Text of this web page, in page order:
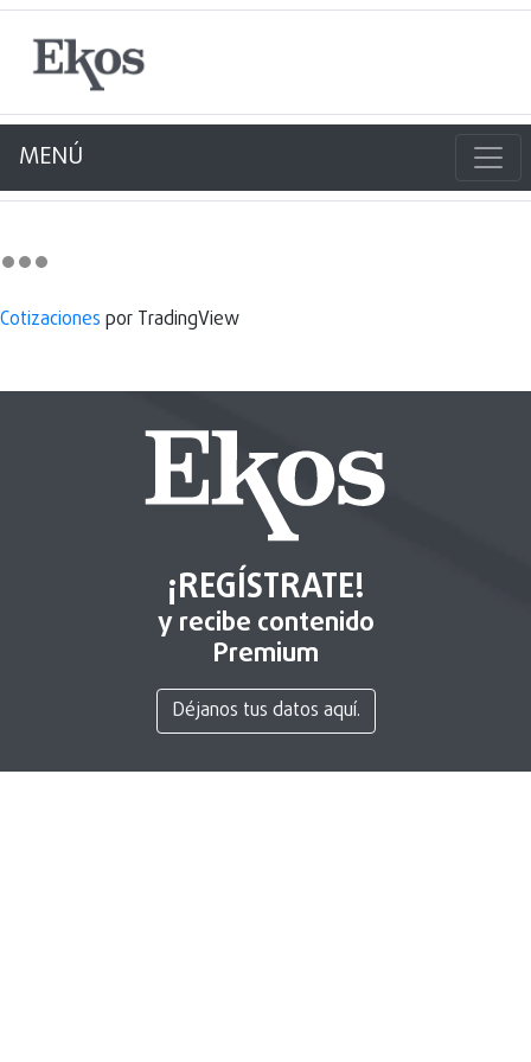
MENÚ
Cotizaciones por TradingView
¡REGÍSTRATE!
y recibe contenido
Premium
Déjanos tus datos aquí.